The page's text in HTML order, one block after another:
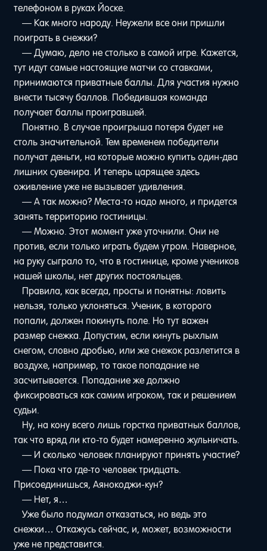
телефоном в руках Йоске.
— Как много народу. Неужели все они пришли
поиграть в снежки?
— Думаю, дело не столько в самой игре. Кажется,
тут идут самые настоящие матчи со ставками,
принимаются приватные баллы. Для участия нужно
внести тысячу баллов. Победившая команда
получает баллы проигравшей.
Понятно. В случае проигрыша потеря будет не
столь значительной. Тем временем победители
получат деньги, на которые можно купить один-два
лишних сувенира. И теперь царящее здесь
оживление уже не вызывает удивления.
— А так можно? Места-то надо много, и придется
занять территорию гостиницы.
— Можно. Этот момент уже уточнили. Они не
против, если только играть будем утром. Наверное,
на руку сыграло то, что в гостинице, кроме учеников
нашей школы, нет других постояльцев.
Правила, как всегда, просты и понятны: ловить
нельзя, только уклоняться. Ученик, в которого
попали, должен покинуть поле. Но тут важен
размер снежка. Допустим, если кинуть рыхлым
снегом, словно дробью, или же снежок разлетится в
воздухе, например, то такое попадание не
засчитывается. Попадание же должно
фиксироваться как самим игроком, так и решением
судьи.
Ну, на кону всего лишь горстка приватных баллов,
так что вряд ли кто-то будет намеренно жульничать.
— И сколько человек планируют принять участие?
— Пока что где-то человек тридцать.
Присоединишься, Аянокоджи-кун?
— Нет, я…
Уже было подумал отказаться, но ведь это
снежки… Откажусь сейчас, и, может, возможности
уже не представится.